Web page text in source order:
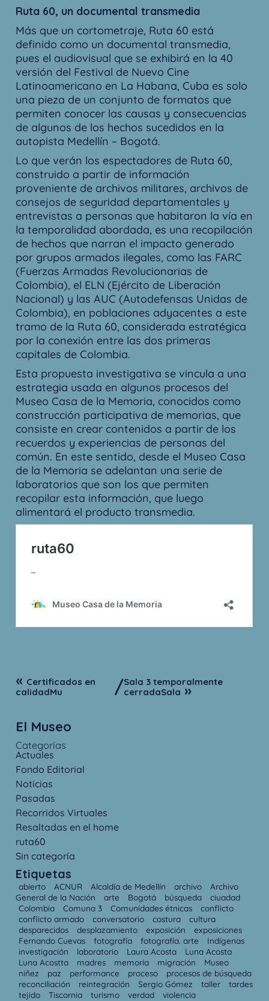
Ruta 60, un documental transmedia
Más que un cortometraje, Ruta 60 está
definido como un documental transmedia,
pues el audiovisual que se exhibirá en la 40
versión del Festival de Nuevo Cine
Latinoamericano en La Habana, Cuba es solo
una pieza de un conjunto de formatos que
permiten conocer las causas y consecuencias
de algunos de los hechos sucedidos en la
autopista Medellín – Bogotá.
Lo que verán los espectadores de Ruta 60,
construido a partir de información
proveniente de archivos militares, archivos de
consejos de seguridad departamentales y
entrevistas a personas que habitaron la vía en
la temporalidad abordada, es una recopilación
de hechos que narran el impacto generado
por grupos armados ilegales, como las FARC
(Fuerzas Armadas Revolucionarias de
Colombia), el ELN (Ejército de Liberación
Nacional) y las AUC (Autodefensas Unidas de
Colombia), en poblaciones adyacentes a este
tramo de la Ruta 60, considerada estratégica
por la conexión entre las dos primeras
capitales de Colombia.
Esta propuesta investigativa se vincula a una
estrategia usada en algunos procesos del
Museo Casa de la Memoria, conocidos como
construcción participativa de memorias, que
consiste en crear contenidos a partir de los
recuerdos y experiencias de personas del
común. En este sentido, desde el Museo Casa
de la Memoria se adelantan una serie de
laboratorios que son los que permiten
recopilar esta información, que luego
alimentará el producto transmedia.
« Certificados en
calidadMu
/Sala 3 temporalmente
cerradaSala»
El Museo
Categorías
Actuales
Fondo Editorial
Noticias
Pasadas
Recorridos Virtuales
Resaltadas en el home
ruta60
Sin categoría
Etiquetas
abierto ACNUR Alcaldía de Medellín archivo
Archivo
General de la Nación
arte Bogotá búsqueda
ciuadad
Colombia
Comuna 3 Comunidades étnicas
conflicto
conflicto armado
conversatorio costura
cultura
desparecidos
desplazamiento exposición
exposiciones
Fernando Cuevas
fotografía fotografía. arte
Indígenas
investigación
laboratorio Laura Acosta
Luna Acosta
Luna Acostta
madres memoria migración
Museo
niñez
paz performance proceso
procesos de búsqueda
reconciliación
reintegración Sergio Gómez taller
tardes
tejido
Tiscornia turismo verdad violencia